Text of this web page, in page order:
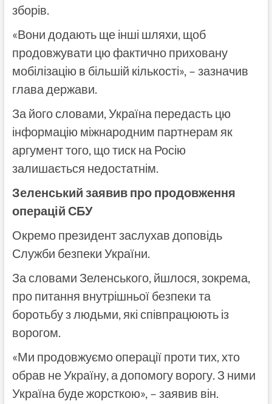
зборів.
«Вони додають ще інші шляхи, щоб
продовжувати цю фактично приховану
мобілізацію в більшій кількості», – зазначив
глава держави.
За його словами, Україна передасть цю
інформацію міжнародним партнерам як
аргумент того, що тиск на Росію
залишається недостатнім.
Зеленський заявив про продовження
операцій СБУ
Окремо президент заслухав доповідь
Служби безпеки України.
За словами Зеленського, йшлося, зокрема,
про питання внутрішньої безпеки та
боротьбу з людьми, які співпрацюють із
ворогом.
«Ми продовжуємо операції проти тих, хто
обрав не Україну, а допомогу ворогу. З ними
Україна буде жорсткою», – заявив він.